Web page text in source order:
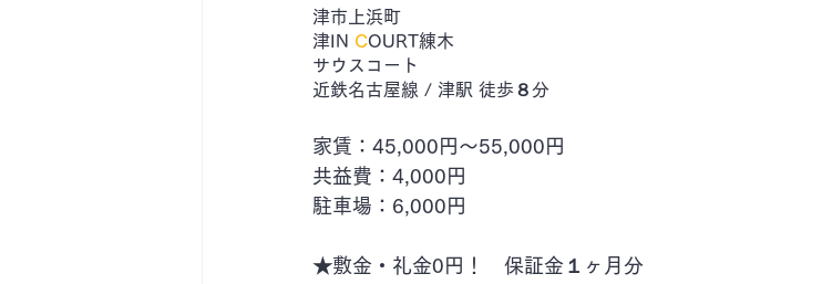
津市上浜町
​津IN COURT練木​
サウスコート
近鉄名古屋線 / 津駅 徒歩８分
家賃：45,000円～55,000円
共益費：4,000円
駐車場：6,000円
★敷金・礼金0円！　保証金１ヶ月分